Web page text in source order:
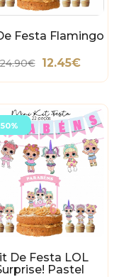
Festa Flamingo
12.45€
De Festa LOL
Pastel